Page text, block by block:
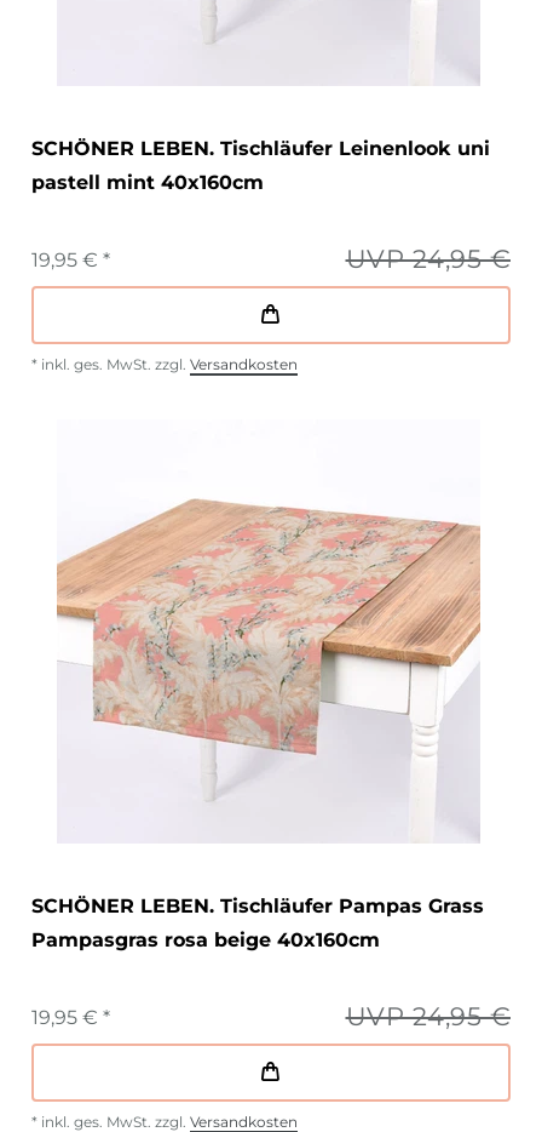
SCHÖNER LEBEN. Tischläufer Leinenlook uni
pastell mint 40x160cm
UVP 24,95 €
19,95 € *
* inkl. ges. MwSt. zzgl. Versandkosten
SCHÖNER LEBEN. Tischläufer Pampas Grass
Pampasgras rosa beige 40x160cm
UVP 24,95 €
19,95 € *
* inkl. ges. MwSt. zzgl. Versandkosten